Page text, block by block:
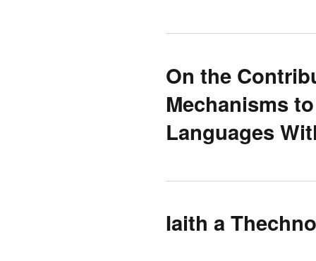
On the
Mechanisms
Languages
Iaith a